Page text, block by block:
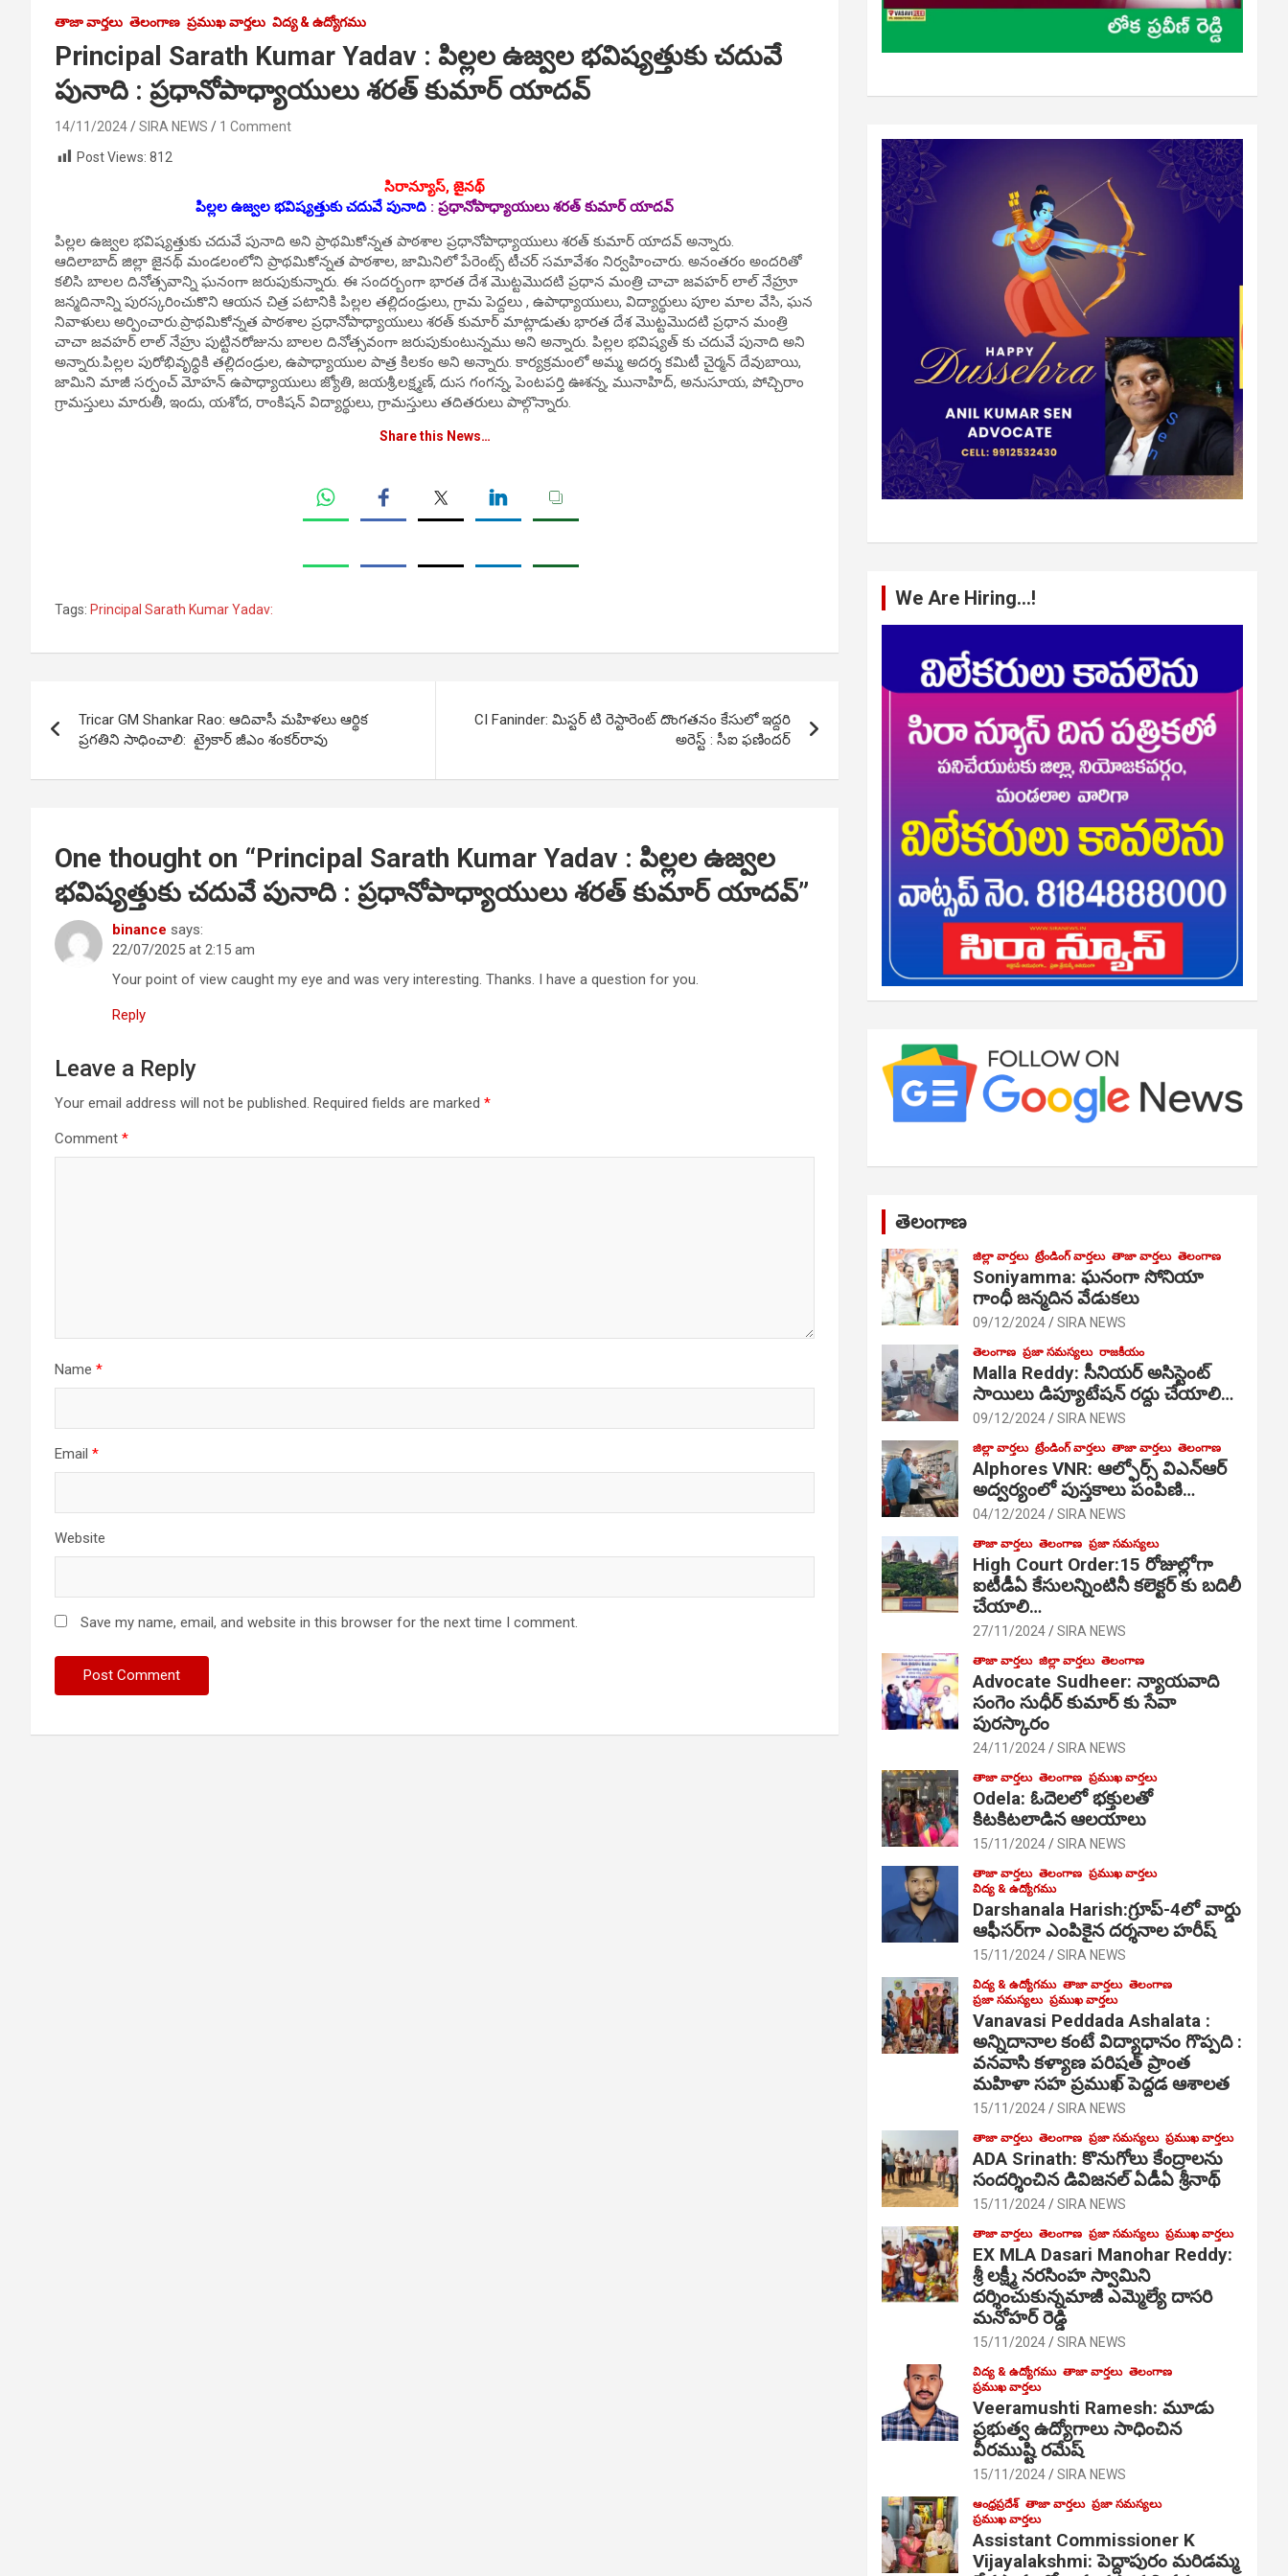
తాజా వార్తలు తెలంగాణ ప్రముఖ వార్తలు విద్య & ఉద్యోగము
Principal Sarath Kumar Yadav : పిల్లల ఉజ్వల భవిష్యత్తుకు చదువే
పునాది : ప్రధానోపాధ్యాయులు శరత్ కుమార్ యాదవ్
14/11/2024 SIRA NEWS
1 Comment
Post Views: 812
సిరాన్యూస్‌, జైన‌థ్‌
పిల్లల ఉజ్వల భవిష్యత్తుకు చదువే పునాది : ప్రధానోపాధ్యాయులు శరత్ కుమార్ యాదవ్
పిల్లల ఉజ్వల భవిష్యత్తుకు చదువే పునాది అని ప్రాథమికోన్నత పాఠశాల ప్రధానోపాధ్యాయులు శరత్ కుమార్ యాదవ్ అన్నారు.
ఆదిలాబాద్ జిల్లా జైనథ్ మండలంలోని ప్రాథమికోన్నత పాఠశాల, జామినిలో పేరెంట్స్ టీచర్ సమావేశం నిర్వహించారు. అనంత‌రం అందరితో
కలిసి బాలల దినోత్సవాన్ని ఘనంగా జరుపుకున్నారు. ఈ సందర్బంగా భారత దేశ మొట్టమొదటి ప్రధాన మంత్రి చాచా జవహర్ లాల్ నేహ్రూ
జన్మదినాన్ని పురస్కరించుకొని ఆయన చిత్ర పటానికి పిల్లల తల్లిదండ్రులు, గ్రామ పెద్దలు , ఉపాధ్యాయులు, విద్యార్థులు పూల మాల వేసి, ఘన
నివాళులు అర్పించారు.ప్రాథమికోన్నత పాఠశాల ప్రధానోపాధ్యాయులు శరత్ కుమార్ మాట్లాడుతు భారత దేశ మొట్టమొదటి ప్రధాన మంత్రి
చాచా జవహర్ లాల్ నేహ్రు పుట్టినరోజును బాలల దినోత్సవంగా జరుపుకుంటున్నము అని అన్నారు. పిల్లల భవిష్యత్ కు చదువే పునాది అని
అన్నారు.పిల్లల పురోభివృధ్ధికి తల్లిదండ్రుల, ఉపాధ్యాయుల పాత్ర కిలకం అని అన్నారు. కార్యక్రమంలో అమ్మ అదర్శ కమిటీ చైర్మన్ దేవుబాయి,
జామిని మాజీ సర్పంచ్ మోహన్ ఉపాధ్యాయులు జ్యోతి, జయశ్రీ,లక్ష్మణ్, దుస గంగన్న, పెంటపర్తి ఊశన్న, మునాహిద్, అనుసూయ, పోచ్చిరాం
గ్రామస్తులు మారుతీ, ఇందు, యశోద, రాంకిషన్ విద్యార్థులు, గ్రామస్తులు తదితరులు పాల్గొన్నారు.
Share this News…
Tags: Principal Sarath Kumar Yadav:
navigation
Tricar GM Shankar Rao: ఆదివాసీ మహిళలు ఆర్థిక
ప్రగతిని సాధించాలి: ట్రైకార్ జీఎం శంకర్‌రావు
CI Faninder: మిస్టర్ టి రెస్టారెంట్ దొంగతనం కేసులో ఇద్దరి
అరెస్ట్ : సీఐ ఫణిందర్
One thought on “Principal Sarath Kumar Yadav : పిల్లల ఉజ్వల
భవిష్యత్తుకు చదువే పునాది : ప్రధానోపాధ్యాయులు శరత్ కుమార్ యాదవ్”
binance says:
22/07/2025 at 2:15 am
Your point of view caught my eye and was very interesting. Thanks. I have a question for you.
Reply
Leave a Reply
Your email address will not be published. Required fields are marked *
Comment *
Name *
Email *
Website
Save my name, email, and website in this browser for the next time I comment.
We Are Hiring…!
తెలంగాణ
జిల్లా వార్తలు ట్రేండింగ్ వార్తలు తాజా వార్తలు తెలంగాణ
Soniyamma: ఘ‌నంగా సోనియా
గాంధీ జ‌న్మ‌దిన వేడుక‌లు
09/12/2024 SIRA NEWS
తెలంగాణ ప్రజా సమస్యలు రాజకీయం
Malla Reddy: సీనియర్ అసిస్టెంట్
సాయిలు డిప్యూటేషన్ రద్దు చేయాలి…
09/12/2024 SIRA NEWS
జిల్లా వార్తలు ట్రేండింగ్ వార్తలు తాజా వార్తలు తెలంగాణ
Alphores VNR: ఆల్ఫోర్స్ విఎన్ఆర్
అద్వర్యంలో పుస్తకాలు పంపిణి…
04/12/2024 SIRA NEWS
తాజా వార్తలు తెలంగాణ ప్రజా సమస్యలు
High Court Order:15 రోజుల్లోగా
ఐటీడీఏ కేసులన్నింటినీ కలెక్టర్ కు బదిలీ
చేయాలి…
27/11/2024 SIRA NEWS
తాజా వార్తలు జిల్లా వార్తలు తెలంగాణ
Advocate Sudheer: న్యాయవాది
సంగెం సుధీర్ కుమార్ కు సేవా
పురస్కారం
24/11/2024 SIRA NEWS
తాజా వార్తలు తెలంగాణ ప్రముఖ వార్తలు
Odela: ఓదెల‌లో భక్తులతో
కిటకిటలాడిన ఆల‌యాలు
15/11/2024 SIRA NEWS
తాజా వార్తలు తెలంగాణ ప్రముఖ వార్తలు
విద్య & ఉద్యోగము
Darshanala Harish:గ్రూప్-4లో వార్డు
ఆఫీసర్‌గా ఎంపికైన దర్శనాల హరీష్
15/11/2024 SIRA NEWS
విద్య & ఉద్యోగము తాజా వార్తలు తెలంగాణ
ప్రజా సమస్యలు ప్రముఖ వార్తలు
Vanavasi Peddada Ashalata :
అన్నిదానాల కంటే విద్యాధానం గొప్పది :
వనవాసి కళ్యాణ పరిషత్ ప్రాంత
మహిళా సహ ప్రముఖ్ పెద్దడ ఆశాలత
15/11/2024 SIRA NEWS
తాజా వార్తలు తెలంగాణ ప్రజా సమస్యలు ప్రముఖ వార్తలు
ADA Srinath: కొనుగోలు కేంద్రాల‌ను
సంద‌ర్శించిన డివిజనల్ ఏడీఏ శ్రీనాథ్
15/11/2024 SIRA NEWS
తాజా వార్తలు తెలంగాణ ప్రజా సమస్యలు ప్రముఖ వార్తలు
EX MLA Dasari Manohar Reddy:
శ్రీ లక్ష్మీ నరసింహ స్వామిని
దర్శించుకున్నమాజీ ఎమ్మెల్యే దాసరి
మనోహర్ రెడ్డి
15/11/2024 SIRA NEWS
విద్య & ఉద్యోగము తాజా వార్తలు తెలంగాణ
ప్రముఖ వార్తలు
Veeramushti Ramesh: మూడు
ప్రభుత్వ ఉద్యోగాలు సాధించిన
వీరముష్టి రమేష్
15/11/2024 SIRA NEWS
ఆంధ్రప్రదేశ్ తాజా వార్తలు ప్రజా సమస్యలు
ప్రముఖ వార్తలు
Assistant Commissioner K
Vijayalakshmi: పెద్దాపురం మరిడమ్మ